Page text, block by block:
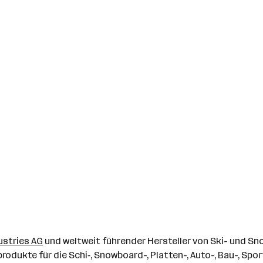
AG und weltweit führender Hersteller von Ski- und
für die Schi‑, Snowboard-, Platten-, Auto-, Bau-,